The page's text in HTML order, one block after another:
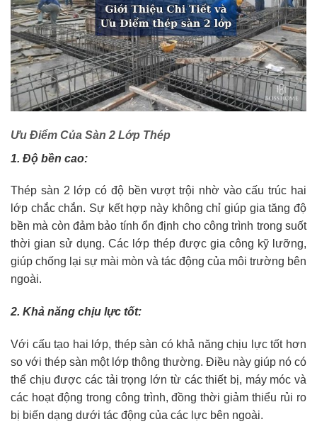
Ưu Điểm Của Sàn 2 Lớp Thép
1. Độ bền cao:
Thép sàn 2 lớp có độ bền vượt trội nhờ vào cấu trúc hai
lớp chắc chắn. Sự kết hợp này không chỉ giúp gia tăng độ
bền mà còn đảm bảo tính ổn định cho công trình trong suốt
thời gian sử dụng. Các lớp thép được gia công kỹ lưỡng,
giúp chống lại sự mài mòn và tác động của môi trường bên
ngoài.
2. Khả năng chịu lực tốt:
Với cấu tạo hai lớp, thép sàn có khả năng chịu lực tốt hơn
so với thép sàn một lớp thông thường. Điều này giúp nó có
thể chịu được các tải trọng lớn từ các thiết bị, máy móc và
các hoạt động trong công trình, đồng thời giảm thiểu rủi ro
bị biến dạng dưới tác động của các lực bên ngoài.